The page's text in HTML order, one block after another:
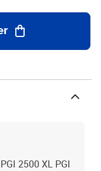
2500 XL PGI